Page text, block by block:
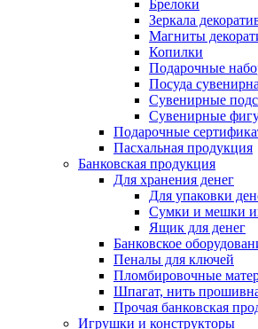
Брелоки
Зеркала
Магниты
Копилки
Подарочные
Посуда
Сувенирные
Сувенирные
Подарочные
Пасхальная продукция
Банковская продукция
Для хранения денег
Для упаковки
Сумки и мешки
Ящик для денег
Банковское
Пеналы для ключей
Пломбировочные
Шпагат, нить
Прочая банковская
Игрушки и конструкторы